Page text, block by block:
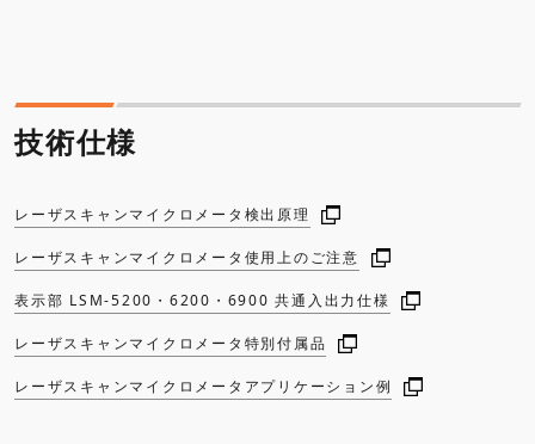
技術仕様
レーザスキャンマイクロメータ検出原理
レーザスキャンマイクロメータ使用上のご注意
表示部 LSM-5200・6200・6900 共通入出力仕様
レーザスキャンマイクロメータ特別付属品
レーザスキャンマイクロメータアプリケーション例